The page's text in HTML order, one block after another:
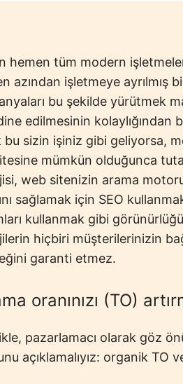
hemen tüm modern
azından işletmeye ayrılmış
bu şekilde yürütmek
edilmesinin kolaylığından
bu sizin işiniz gibi geliyorsa,
mümkün olduğunca
web sitenizin arama
sağlamak için SEO
kullanmak gibi
hiçbiri müşterilerinizin
garanti etmez.
oranınızı (TO)
pazarlamacı olarak göz
açıklamalıyız: organik TO